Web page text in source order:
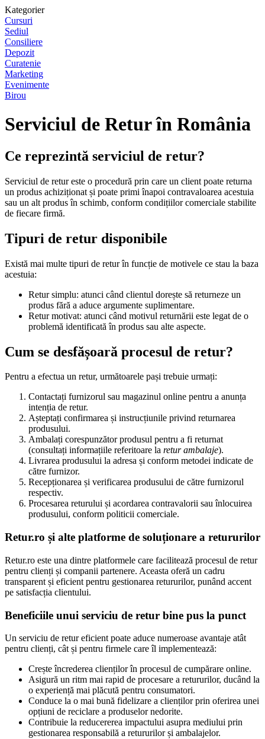
Kategorier
Cursuri
Sediul
Consiliere
Depozit
Curatenie
Marketing
Evenimente
Birou
Serviciul de Retur în România
Ce reprezintă serviciul de retur?
Serviciul de retur este o procedură prin care un client poate returna
un produs achiziționat și poate primi înapoi contravaloarea acestuia
sau un alt produs în schimb, conform condițiilor comerciale stabilite
de fiecare firmă.
Tipuri de retur disponibile
Există mai multe tipuri de retur în funcție de motivele ce stau la baza
acestuia:
Retur simplu: atunci când clientul dorește să returneze un
produs fără a aduce argumente suplimentare.
Retur motivat: atunci când motivul returnării este legat de o
problemă identificată în produs sau alte aspecte.
Cum se desfășoară procesul de retur?
Pentru a efectua un retur, următoarele pași trebuie urmați:
Contactați furnizorul sau magazinul online pentru a anunța
intenția de retur.
Așteptați confirmarea și instrucțiunile privind returnarea
produsului.
Ambalați corespunzător produsul pentru a fi returnat
(consultați informațiile referitoare la retur ambalaje).
Livrarea produsului la adresa și conform metodei indicate de
către furnizor.
Recepționarea și verificarea produsului de către furnizorul
respectiv.
Procesarea returului și acordarea contravalorii sau înlocuirea
produsului, conform politicii comerciale.
Retur.ro și alte platforme de soluționare a retururilor
Retur.ro este una dintre platformele care facilitează procesul de retur
pentru clienți și companii partenere. Aceasta oferă un cadru
transparent și eficient pentru gestionarea retururilor, punând accent
pe satisfacția clientului.
Beneficiile unui serviciu de retur bine pus la punct
Un serviciu de retur eficient poate aduce numeroase avantaje atât
pentru clienți, cât și pentru firmele care îl implementează:
Crește încrederea clienților în procesul de cumpărare online.
Asigură un ritm mai rapid de procesare a retururilor, ducând la
o experiență mai plăcută pentru consumatori.
Conduce la o mai bună fidelizare a clienților prin oferirea unei
opțiuni de reciclare a produselor nedorite.
Contribuie la reducererea impactului asupra mediului prin
gestionarea responsabilă a retururilor și ambalajelor.